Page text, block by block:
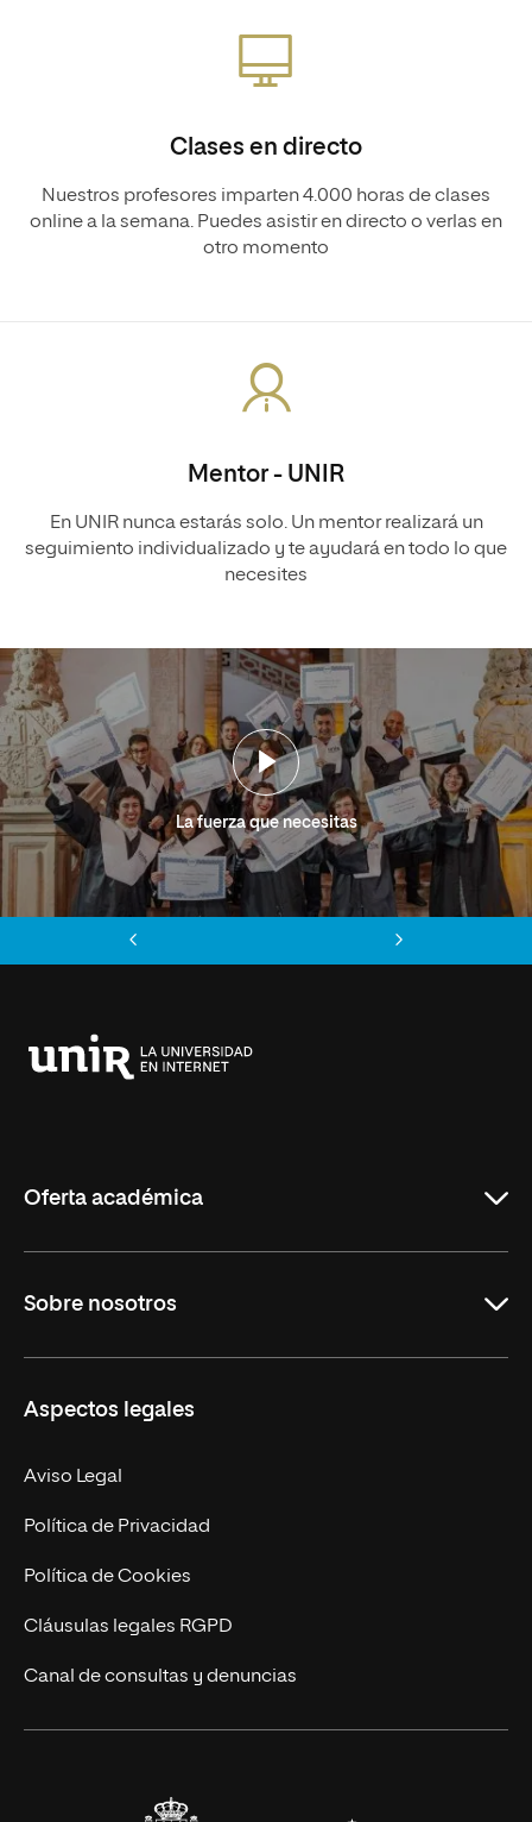
Clases en directo
Nuestros profesores imparten 4.000 horas de clases
online a la semana. Puedes asistir en directo o verlas en
otro momento
Mentor - UNIR
En UNIR nunca estarás solo. Un mentor realizará un
seguimiento individualizado y te ayudará en todo lo que
necesites
La fuerza que necesitas
Oferta académica
Másteres Oficiales
Doctorados
Experto Universitario
Postgrados
Cursos Universitarios
Sobre nosotros
Facultades
Nuestro Equipo
Trabaja en UNIR
Actualidad
UNIR Revista
Eventos
Aspectos legales
Aviso Legal
Política de Privacidad
Política de Cookies
Cláusulas legales RGPD
Canal de consultas y denuncias